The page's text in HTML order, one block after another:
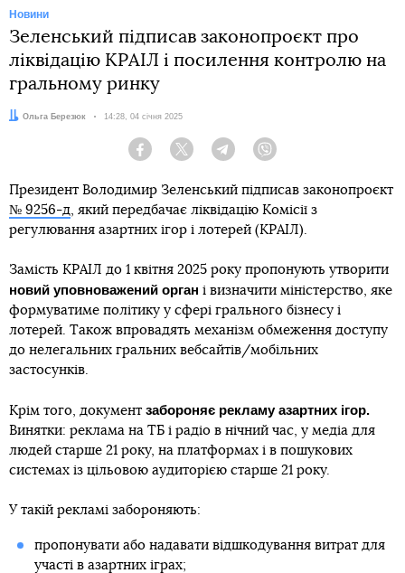
Новини
Зеленський підписав законопроєкт про
ліквідацію КРАІЛ і посилення контролю на
гральному ринку
Автор:
Ольга Березюк Дата:
14:28, 04 січня 2025
Facebook Twitter Telegram
Президент Володимир Зеленський підписав законопроєкт
№ 9256-д, який передбачає ліквідацію Комісії з
регулювання азартних ігор і лотерей (КРАІЛ).
Замість КРАІЛ до 1 квітня 2025 року пропонують утворити
новий уповноважений орган і визначити міністерство, яке
формуватиме політику у сфері грального бізнесу і
лотерей. Також впровадять механізм обмеження доступу
до нелегальних гральних вебсайтів/мобільних
застосунків.
Крім того, документ забороняє рекламу азартних ігор.
Винятки: реклама на ТБ і радіо в нічний час, у медіа для
людей старше 21 року, на платформах і в пошукових
системах із цільовою аудиторією старше 21 року.
У такій рекламі забороняють:
пропонувати або надавати відшкодування витрат для
участі в азартних іграх;